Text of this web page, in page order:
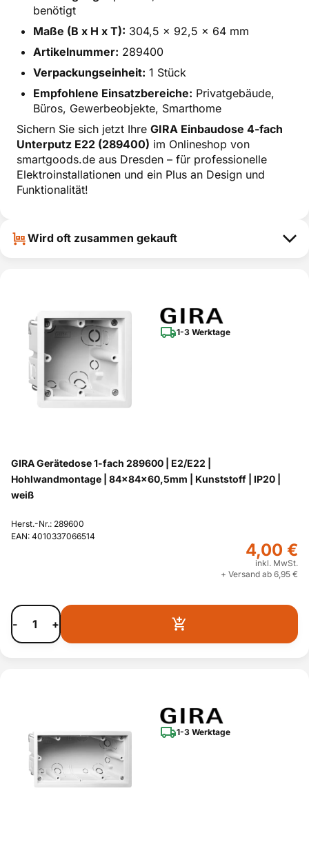
benötigt
Maße (B x H x T): 304,5 x 92,5 x 64 mm
Artikelnummer: 289400
Verpackungseinheit: 1 Stück
Empfohlene Einsatzbereiche: Privatgebäude,
Büros, Gewerbeobjekte, Smarthome
Sichern Sie sich jetzt Ihre GIRA Einbaudose 4-fach
Unterputz E22 (289400) im Onlineshop von
smartgoods.de aus Dresden – für professionelle
Elektroinstallationen und ein Plus an Design und
Funktionalität!
Wird oft zusammen gekauft
1-3 Werktage
GIRA Gerätedose 1-fach 289600 | E2/E22 |
Hohlwandmontage | 84x84x60,5mm | Kunststoff | IP20 |
weiß
Herst.-Nr.: 289600
EAN: 4010337066514
4,00 €
inkl. MwSt.
+ Versand ab 6,95 €
- +
1-3 Werktage